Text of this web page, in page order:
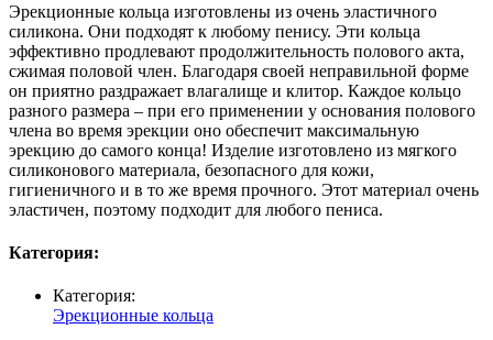
Эрекционные кольца изготовлены из очень эластичного
силикона. Они подходят к любому пенису. Эти кольца
эффективно продлевают продолжительность полового акта,
сжимая половой член. Благодаря своей неправильной форме
он приятно раздражает влагалище и клитор. Каждое кольцо
разного размера – при его применении у основания полового
члена во время эрекции оно обеспечит максимальную
эрекцию до самого конца! Изделие изготовлено из мягкого
силиконового материала, безопасного для кожи,
гигиеничного и в то же время прочного. Этот материал очень
эластичен, поэтому подходит для любого пениса.
Категория:
Категория:
Эрекционные кольца